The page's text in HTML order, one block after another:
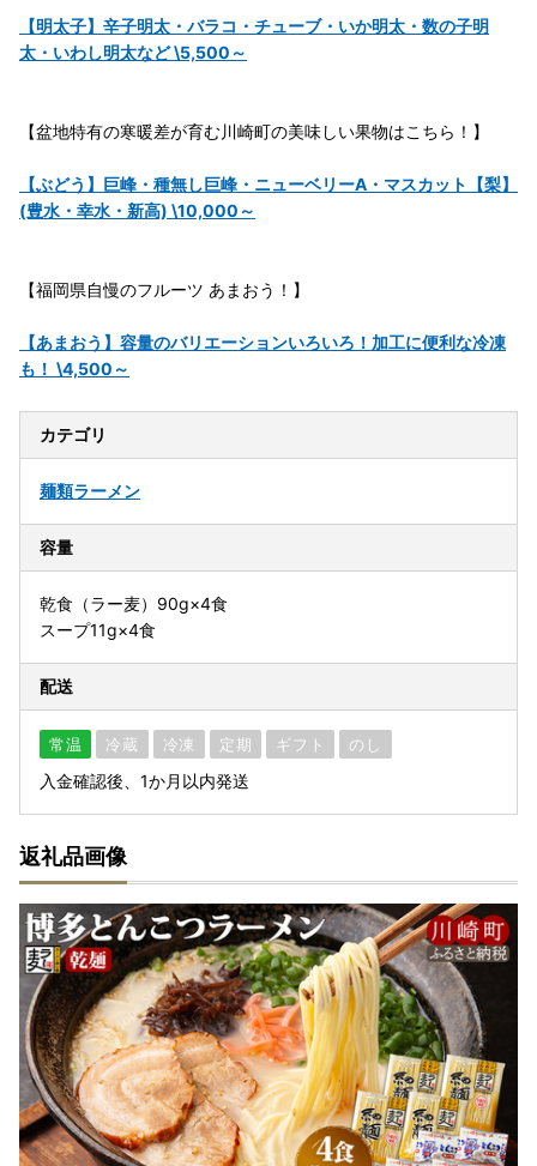
【明太子】辛子明太・バラコ・チューブ・いか明太・数の子明
太・いわし明太など \5,500～
【盆地特有の寒暖差が育む川崎町の美味しい果物はこちら！】
【ぶどう】巨峰・種無し巨峰・ニューベリーA・マスカット【梨】
(豊水・幸水・新高) \10,000～
【福岡県自慢のフルーツ あまおう！】
【あまおう】容量のバリエーションいろいろ！加工に便利な冷凍
も！ \4,500～
カテゴリ
麺類ラーメン
容量
乾食（ラー麦）90g×4食
スープ11g×4食
配送
常温 冷蔵 冷凍 定期 ギフト のし
入金確認後、1か月以内発送
返礼品画像